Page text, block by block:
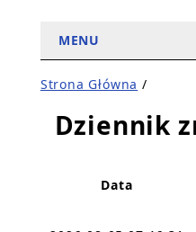
MENU
Strona Główna /
Dziennik
Data